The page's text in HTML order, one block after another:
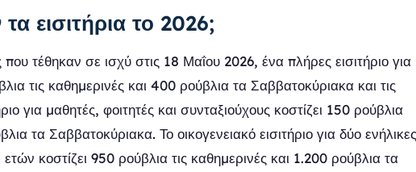
εισιτήρια το 2026;
τέθηκαν σε ισχύ στις 18 Μαΐου 2026, ένα πλήρες εισιτήριο για
τις καθημερινές και 400 ρούβλια τα Σαββατοκύριακα και τις
για μαθητές, φοιτητές και συνταξιούχους κοστίζει 150 ρούβλια
τα Σαββατοκύριακα. Το οικογενειακό εισιτήριο για δύο ενήλικες
κοστίζει 950 ρούβλια τις καθημερινές και 1.200 ρούβλια τα